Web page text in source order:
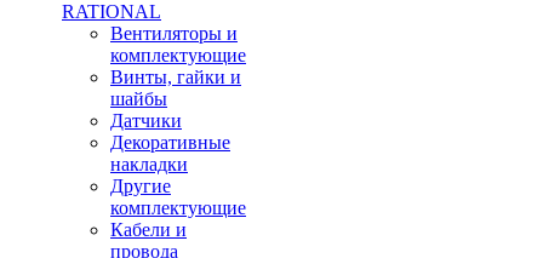
RATIONAL
Вентиляторы и
комплектующие
Винты, гайки и
шайбы
Датчики
Декоративные
накладки
Другие
комплектующие
Кабели и
провода